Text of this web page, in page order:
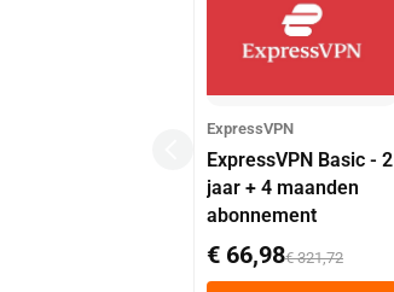
ExpressVPN
ExpressVPN Basic - 2
jaar + 4 maanden
abonnement
€ 66,98€ 321,72